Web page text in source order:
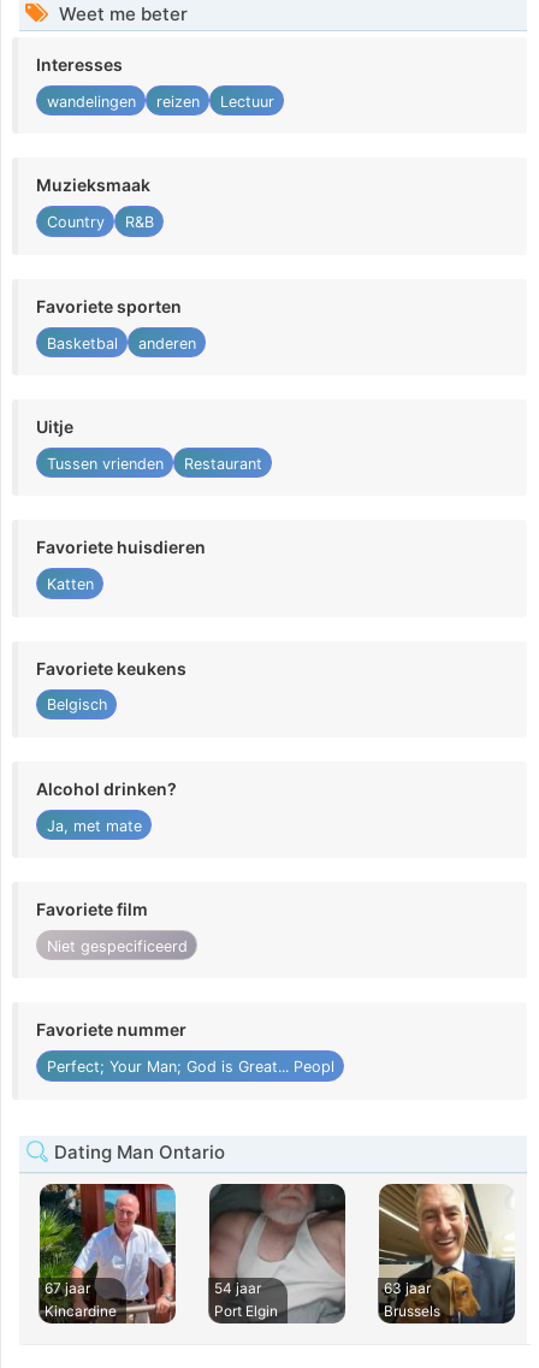
Weet me beter
Interesses
wandelingen reizen Lectuur
Muzieksmaak
Country R&B
Favoriete sporten
Basketbal anderen
Uitje
Tussen vrienden Restaurant
Favoriete huisdieren
Katten
Favoriete keukens
Belgisch
Alcohol drinken?
Ja, met mate
Favoriete film
Niet gespecificeerd
Favoriete nummer
Perfect; Your Man; God is Great... Peopl
Dating Man Ontario
67 jaar
Kincardine
54 jaar
Port Elgin
63 jaar
Brussels